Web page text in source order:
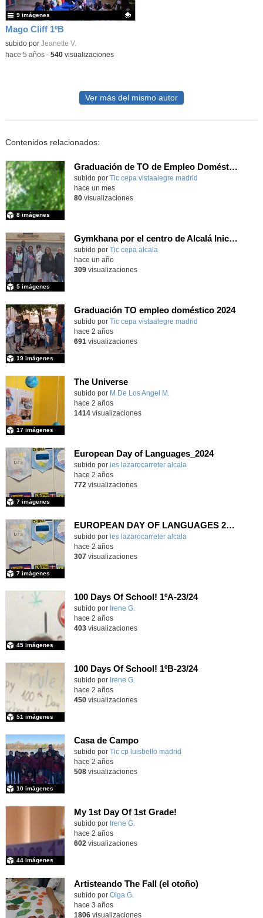
Mago Cliff 1ºB
Contenido educativo.
subido por Jeanette V.
9 imágenes
-hace 5 años- 540visualizaciones
Ver más del mismo autor
Contenidos relacionados:
Graduación de TO de Empleo Doméstico
subido por Tic cepa vistaalegre madrid
8 imágenes
hace un mes
80visualizaciones
Gymkhana por el centro de Alcalá Iniciales y TO
subido por Tic cepa alcala
5 imágenes
hace un año
309visualizaciones
Graduación TO empleo doméstico 2024
subido por Tic cepa vistaalegre madrid
19 imágenes
hace 2 años
691 visualizaciones
The Universe
Contenido educativo.
subido por M De Los Angel M.
17 imágenes
hace 2 años
1414visualizaciones
European Day of Languages_2024
Contenido educativo.
subido por ies lazarocarreter alcala
7 imágenes
hace 2 años
772 visualizaciones
EUROPEAN DAY OF LANGUAGES 2024
Contenido educativo.
subido por ies lazarocarreter alcala
7 imágenes
hace 2 años
307visualizaciones
100 Days Of School! 1ºA-23/24
Contenido educativo.
subido por Irene G.
45 imágenes
hace 2 años
403visualizaciones
100 Days Of School! 1ºB-23/24
Contenido educativo.
subido por Irene G.
51 imágenes
hace 2 años
450visualizaciones
Casa de Campo
subido por Tic cp luisbello madrid
10 imágenes
hace 2 años
508visualizaciones
My 1st Day Of 1st Grade!
Contenido educativo.
subido por Irene G.
44 imágenes
hace 2 años
602 visualizaciones
Artisteando The Fall (el otoño)
Contenido educativo.
subido por Olga G.
hace 3 años
1806visualizaciones